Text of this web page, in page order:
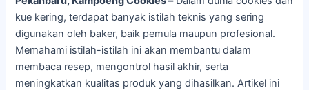
kue kering, terdapat banyak istilah teknis yang sering
digunakan oleh baker, baik pemula maupun profesional.
Memahami istilah-istilah ini akan membantu dalam
membaca resep, mengontrol hasil akhir, serta
meningkatkan kualitas produk yang dihasilkan. Artikel ini